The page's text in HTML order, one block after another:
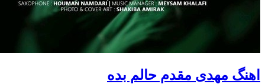
مقدم حالم بده